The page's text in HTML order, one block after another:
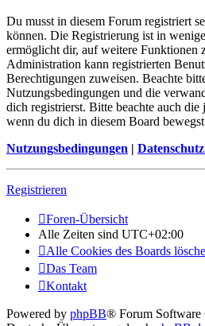
Du musst in diesem Forum registriert
können. Die Registrierung ist in
ermöglicht dir, auf weitere Funktionen
Administration kann registrierten
Berechtigungen zuweisen. Beachte
Nutzungsbedingungen und die
dich registrierst. Bitte beachte auch
wenn du dich in diesem Board
Nutzungsbedingungen |
Registrieren
Foren-Übersicht
Alle Zeiten sind UTC+02:00
Alle Cookies des Boards
Das Team
Kontakt
Powered by phpBB® Forum